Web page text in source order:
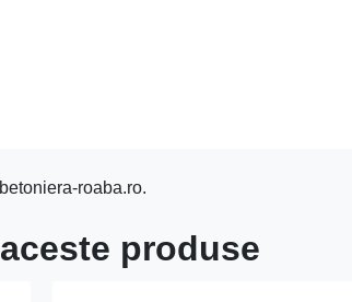
roaba.ro.
produse